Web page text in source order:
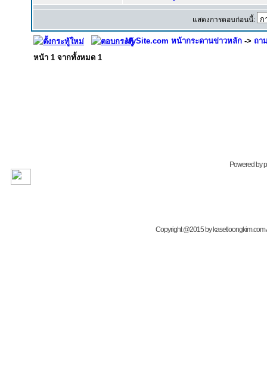
แสดงการตอบก่อนนี้:
MySite.com หน้ากระดานข่าวหลัก -> ถา
หน้า 1 จากทั้งหมด 1
Powered by
Copyright @2015 by kasetloongkim.com